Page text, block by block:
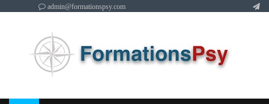
admin@formationspsy.com